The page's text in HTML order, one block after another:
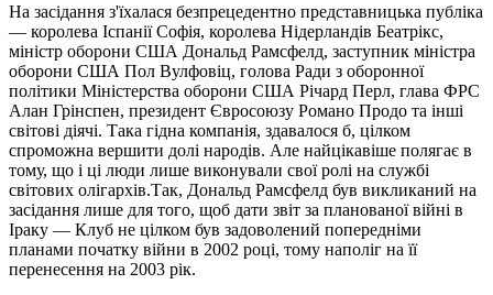
На засідання з'їхалася безпрецедентно представницька публіка
— королева Іспанії Софія, королева Нідерландів Беатрікс,
міністр оборони США Дональд Рамсфелд, заступник міністра
оборони США Пол Вулфовіц, голова Ради з оборонної
політики Міністерства оборони США Річард Перл, глава ФРС
Алан Грінспен, президент Євросоюзу Романо Продо та інші
світові діячі. Така гідна компанія, здавалося б, цілком
спроможна вершити долі народів. Але найцікавіше полягає в
тому, що і ці люди лише виконували свої ролі на службі
світових олігархів.Так, Дональд Рамсфелд був викликаний на
засідання лише для того, щоб дати звіт за планованої війні в
Іраку — Клуб не цілком був задоволений попередніми
планами початку війни в 2002 році, тому наполіг на її
перенесення на 2003 рік.